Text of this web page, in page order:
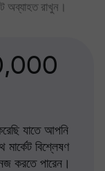
অব্যাহত রাখুন।
যাতে আপনি
বিশ্লেষণ
করতে পারেন।